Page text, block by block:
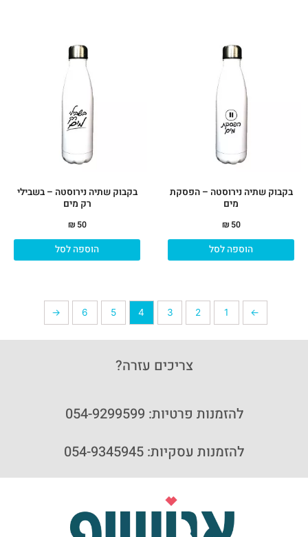
בקבוק שתיה נירוסטה – הפסקת
מים
₪ 50
הוספה לסל
בקבוק שתיה נירוסטה – בשבילי
רק מים
₪ 50
הוספה לסל
→
1
2
3
4
5
6
←
צריכים עזרה?
להזמנות פרטיות: 054-9299599
להזמנות עסקיות: 054-9345945